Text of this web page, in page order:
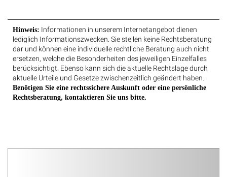
Hinweis: Informationen in unserem Internetangebot dienen
lediglich Informationszwecken. Sie stellen keine Rechtsberatung
dar und können eine individuelle rechtliche Beratung auch nicht
ersetzen, welche die Besonderheiten des jeweiligen Einzelfalles
berücksichtigt. Ebenso kann sich die aktuelle Rechtslage durch
aktuelle Urteile und Gesetze zwischenzeitlich geändert haben.
Benötigen Sie eine rechtssichere Auskunft oder eine persönliche
Rechtsberatung, kontaktieren Sie uns bitte.